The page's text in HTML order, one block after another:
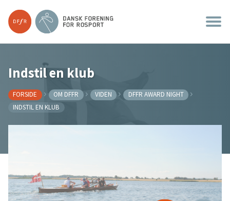
Indstil en klub
FORSIDE OM DFFR VIDEN
DFFR AWARD NIGHT
INDSTIL EN KLUB